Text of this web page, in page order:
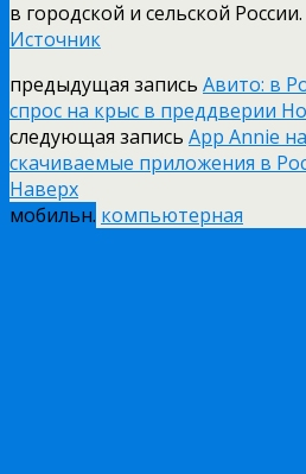
в городской и сельской России.
Источник
предыдущая запись Авито: в
спрос на крыс в преддверии
следующая запись App Annie
скачиваемые приложения в
Наверх
мобильн. компьютерная